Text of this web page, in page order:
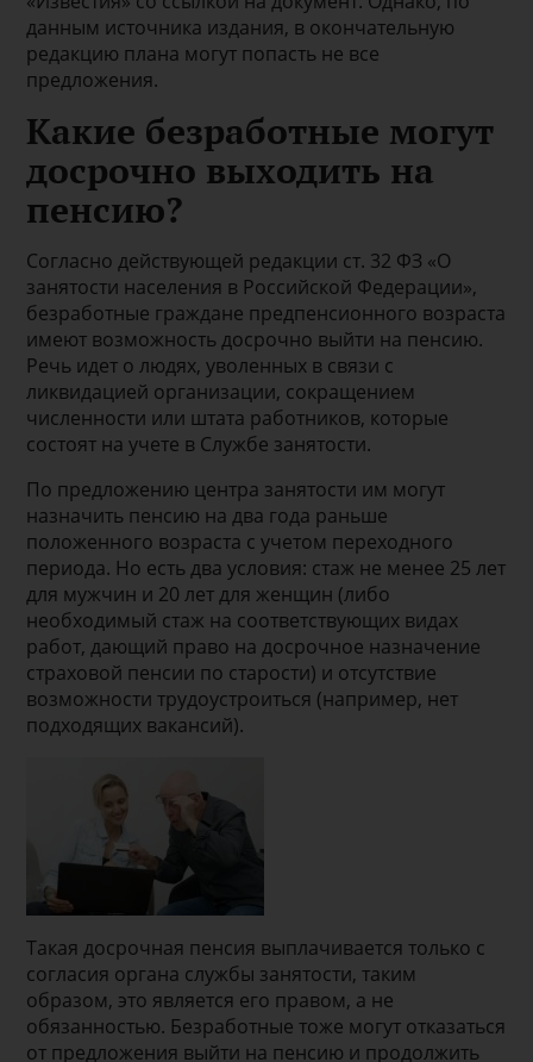
данным источника издания, в окончательную
редакцию плана могут попасть не все
предложения.
Какие безработные могут
досрочно выходить на
пенсию?
Согласно действующей редакции ст. 32 ФЗ «О
занятости населения в Российской Федерации»,
безработные граждане предпенсионного возраста
имеют возможность досрочно выйти на пенсию.
Речь идет о людях, уволенных в связи с
ликвидацией организации, сокращением
численности или штата работников, которые
состоят на учете в Службе занятости.
По предложению центра занятости им могут
назначить пенсию на два года раньше
положенного возраста с учетом переходного
периода. Но есть два условия: стаж не менее 25 лет
для мужчин и 20 лет для женщин (либо
необходимый стаж на соответствующих видах
работ, дающий право на досрочное назначение
страховой пенсии по старости) и отсутствие
возможности трудоустроиться (например, нет
подходящих вакансий).
Такая досрочная пенсия выплачивается только с
согласия органа службы занятости, таким
образом, это является его правом, а не
обязанностью. Безработные тоже могут отказаться
от предложения выйти на пенсию и продолжить